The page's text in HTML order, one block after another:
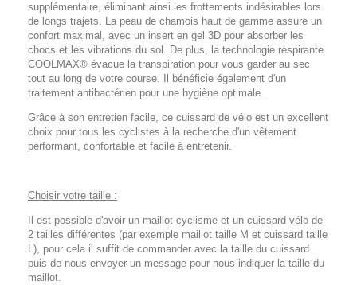
supplémentaire, éliminant ainsi les frottements indésirables lors
de longs trajets. La peau de chamois haut de gamme assure un
confort maximal, avec un insert en gel 3D pour absorber les
chocs et les vibrations du sol. De plus, la technologie respirante
COOLMAX® évacue la transpiration pour vous garder au sec
tout au long de votre course. Il bénéficie également d'un
traitement antibactérien pour une hygiène optimale.
Grâce à son entretien facile, ce cuissard de vélo est un excellent
choix pour tous les cyclistes à la recherche d'un vêtement
performant, confortable et facile à entretenir.
Choisir votre taille :
Il est possible d'avoir un maillot cyclisme et un cuissard vélo de
2 tailles différentes (par exemple maillot taille M et cuissard taille
L), pour cela il suffit de commander avec la taille du cuissard
puis de nous envoyer un message pour nous indiquer la taille du
maillot.